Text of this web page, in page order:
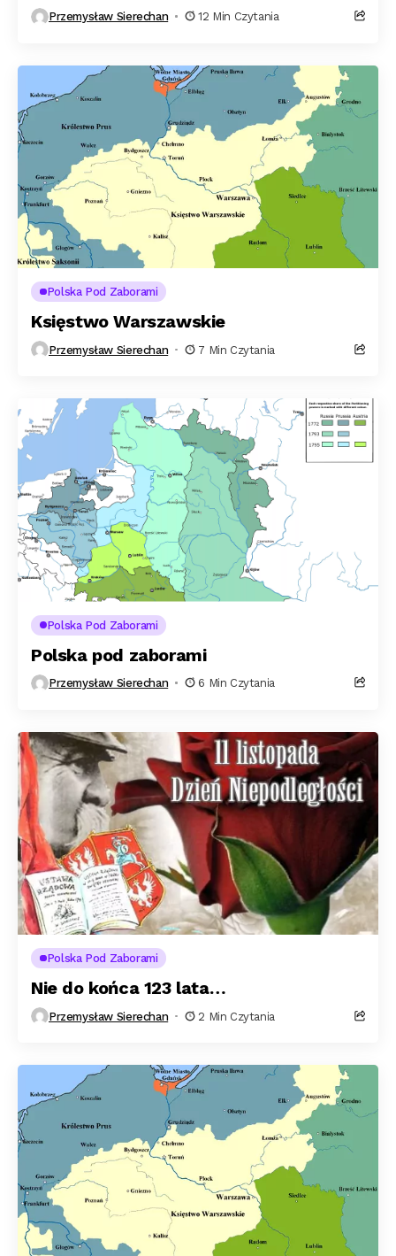
Przemysław Sierechan 12 Min Czytania
Polska Pod Zaborami
Księstwo Warszawskie
Przemysław Sierechan 7 Min Czytania
Polska Pod Zaborami
Polska pod zaborami
Przemysław Sierechan 6 Min Czytania
Polska Pod Zaborami
Nie do końca 123 lata…
Przemysław Sierechan 2 Min Czytania